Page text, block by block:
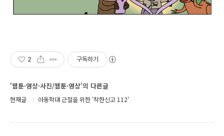
2 구독하기
'웹툰·영상·사진/웹툰·영상'의 다른글
현재글 아동학대 근절을 위한 '착한신고 112'